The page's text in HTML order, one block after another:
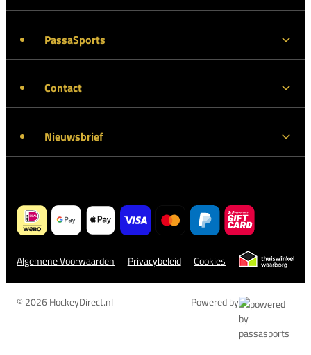
PassaSports
Contact
Nieuwsbrief
Algemene Voorwaarden Privacybeleid Cookies
© 2026 HockeyDirect.nl Powered by